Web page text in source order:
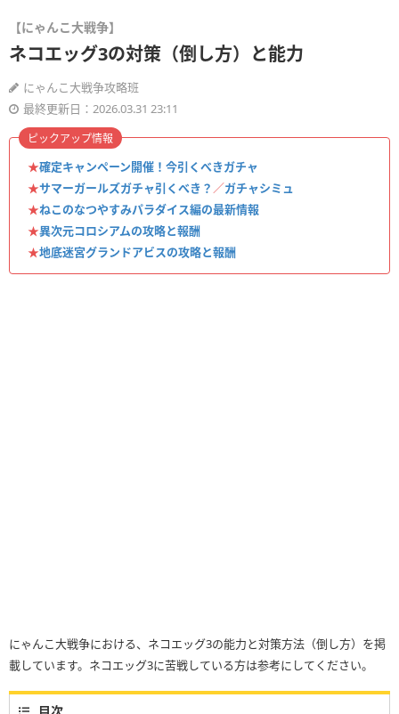
【にゃんこ大戦争】
ネコエッグ3の対策（倒し方）と能力
にゃんこ大戦争攻略班
最終更新日：2026.03.31 23:11
★確定キャンペーン開催！今引くべきガチャ
★サマーガールズガチャ引くべき？ ／ガチャシミュ
★ねこのなつやすみパラダイス編の最新情報
★異次元コロシアムの攻略と報酬
★地底迷宮グランドアビスの攻略と報酬
ピックアップ情報
にゃんこ大戦争における、ネコエッグ3の能力と対策方法（倒し方）を掲
載しています。ネコエッグ3に苦戦している方は参考にしてください。